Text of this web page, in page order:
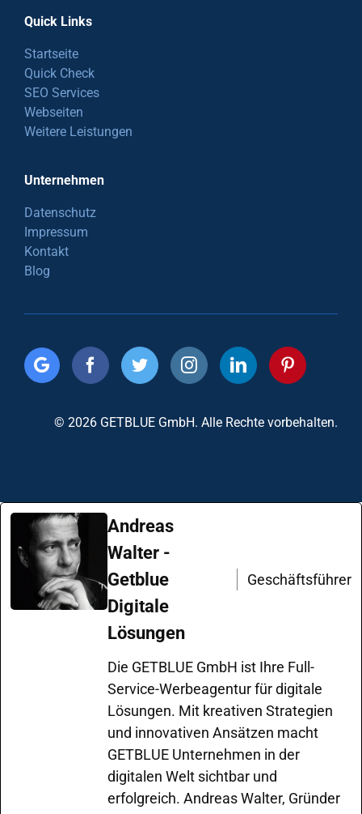
Quick Links
Startseite
Quick Check
SEO Services
Webseiten
Weitere Leistungen
Unternehmen
Datenschutz
Impressum
Kontakt
Blog
© 2026 GETBLUE GmbH. Alle Rechte vorbehalten.
Andreas
Walter -
Getblue
Digitale
Lösungen
Geschäftsführer
Die GETBLUE GmbH ist Ihre Full-
Service-Werbeagentur für digitale
Lösungen. Mit kreativen Strategien
und innovativen Ansätzen macht
GETBLUE Unternehmen in der
digitalen Welt sichtbar und
erfolgreich. Andreas Walter, Gründer